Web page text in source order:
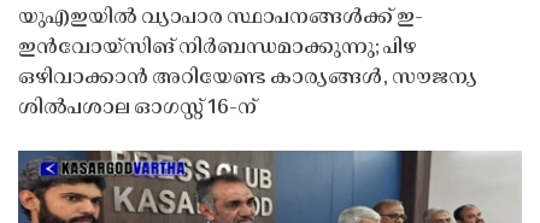
യുഎഇയിൽ വ്യാപാര സ്ഥാപനങ്ങൾക്ക് ഇ-
ഇൻവോയ്സിങ് നിർബന്ധമാക്കുന്നു; പിഴ
ഒഴിവാക്കാൻ അറിയേണ്ട കാര്യങ്ങൾ, സൗജന്യ
ശിൽപശാല ഓഗസ്റ്റ് 16-ന്